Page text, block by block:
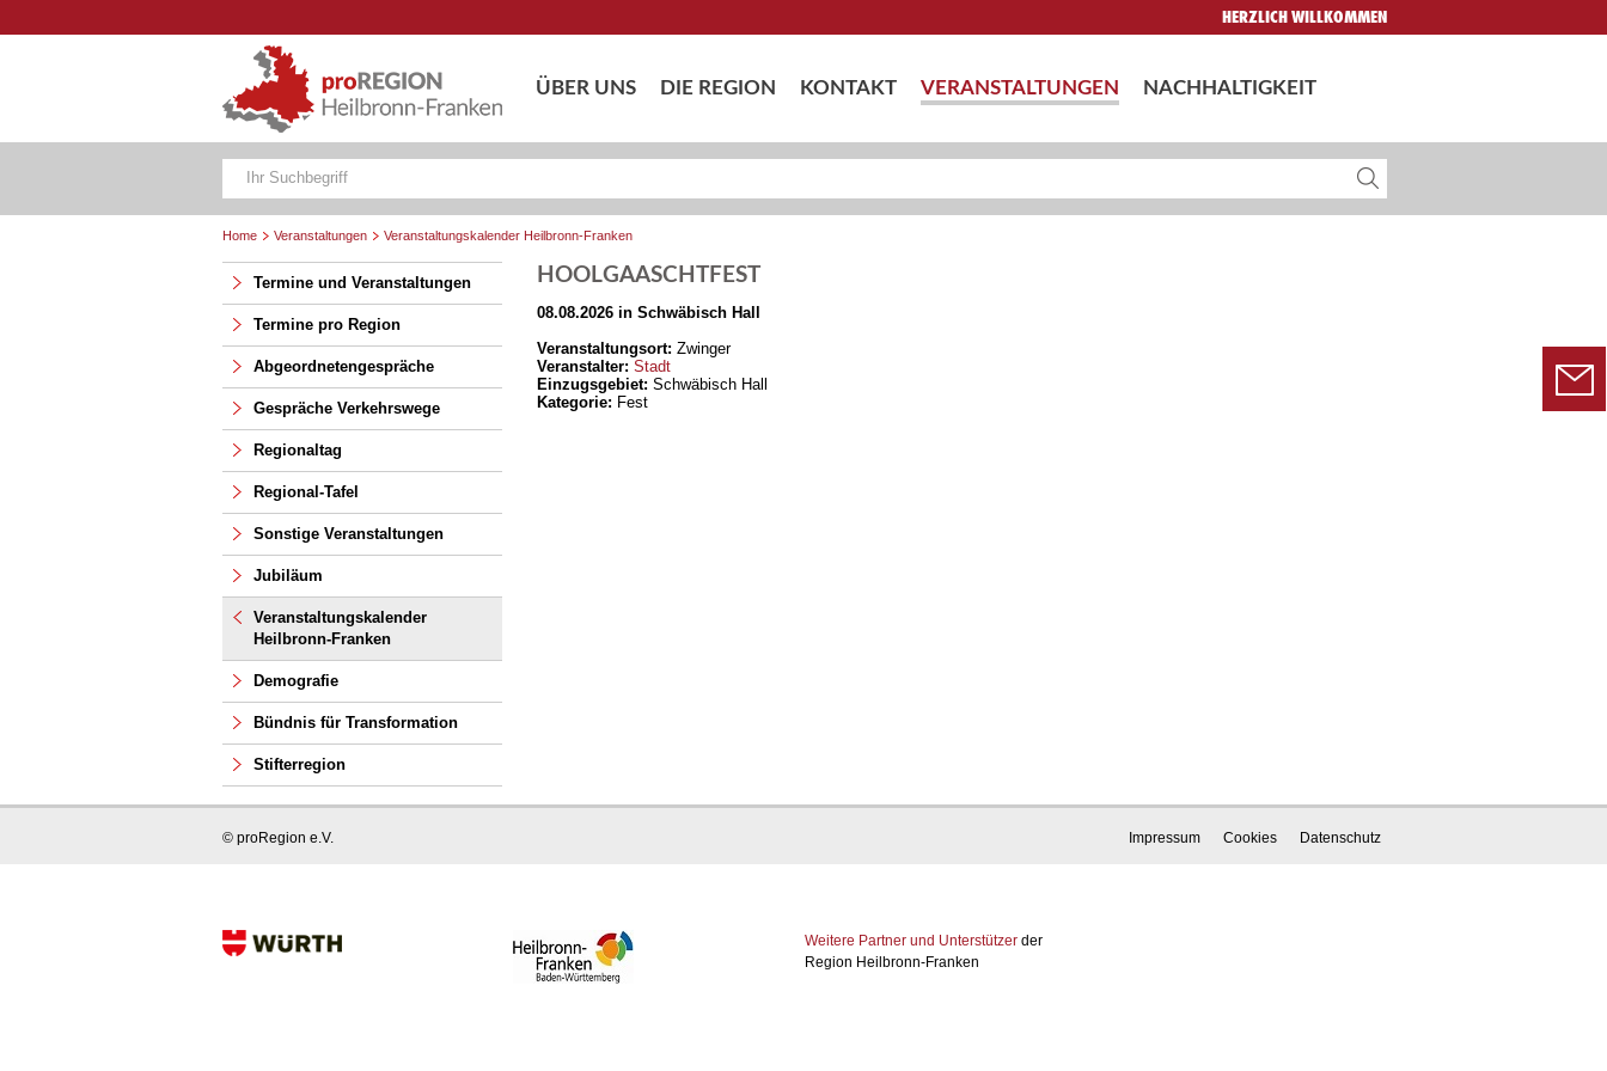
HERZLICH WILLKOMMEN
ÜBER UNS DIE REGION KONTAKT VERANSTALTUNGEN NACHHALTIGKEIT
Home Veranstaltungen Veranstaltungskalender Heilbronn-Franken
Termine und Veranstaltungen
Termine pro Region
Abgeordnetengespräche
Gespräche Verkehrswege
Regionaltag
Regional-Tafel
Sonstige Veranstaltungen
Jubiläum
Veranstaltungskalender
Heilbronn-Franken
Demografie
Bündnis für Transformation
Stifterregion
HOOLGAASCHTFEST
08.08.2026 in Schwäbisch Hall
Veranstaltungsort: Zwinger
Veranstalter: Stadt
Einzugsgebiet: Schwäbisch Hall
Kategorie: Fest
© proRegion e.V. Impressum Cookies Datenschutz
Weitere Partner und Unterstützerder
Region Heilbronn-Franken